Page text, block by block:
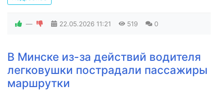
— 22.05.2026 11:21 519 0
В Минске из-за действий водителя
легковушки пострадали пассажиры
маршрутки